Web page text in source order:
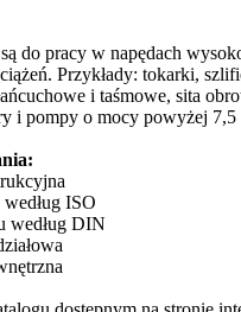
do pracy w napędach
Przykłady: tokarki,
i taśmowe, sita
i pompy o mocy powyżej
ISO
według DIN